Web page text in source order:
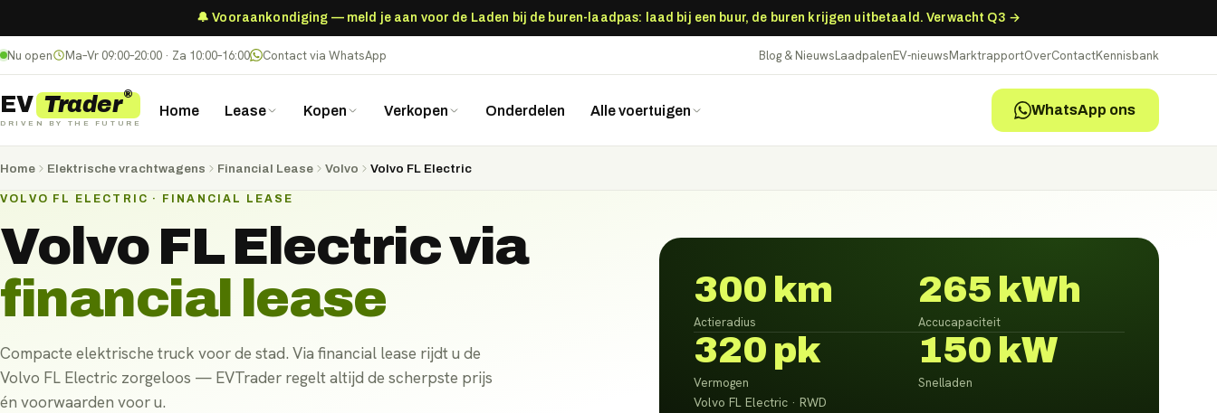
🔔 Vooraankondiging — meld je aan voor de Laden bij de buren-laadpas: laad bij een buur, de buren krijgen uitbetaald. Verwacht Q3 →
Nu open Ma–Vr 09:00–20:00 · Za 10:00–16:00 Contact via WhatsApp Blog & NieuwsLaadpalenEV-nieuwsMarktrapportOverContactKennisbank
EV Trader®
DRIVEN BY THE FUTURE
Home Lease Kopen Verkopen Onderdelen Alle voertuigen WhatsApp ons
Home Elektrische vrachtwagens Financial Lease Volvo Volvo FL Electric
VOLVO FL ELECTRIC · FINANCIAL LEASE
Volvo FL Electricvia
financial lease
Compacte elektrische truck voor de stad. Via financial lease rijdt u de
Volvo FL Electric zorgeloos — EVTrader regelt altijd de scherpste prijs
én voorwaarden voor u.
300 km
Actieradius
265 kWh
Accucapaciteit
320 pk
Vermogen
150 kW
Snelladen
Volvo FL Electric · RWD